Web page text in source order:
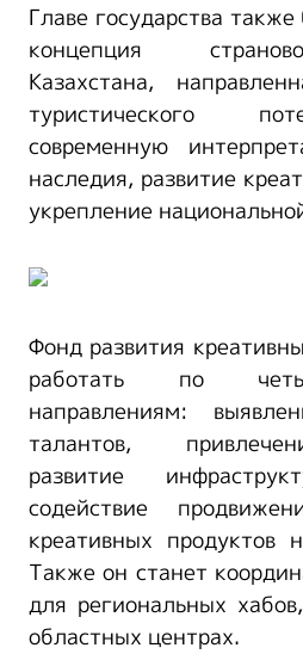
Главе государства
концепция
Казахстана,
туристического
современную
наследия, развитие
укрепление
Фонд развития
работать по
направлениям:
талантов,
развитие
содействие
креативных продуктов
Также он станет
для региональных
областных центрах.